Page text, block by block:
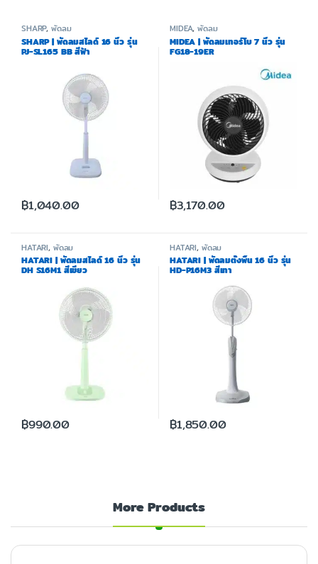
More Products
SHARP,พัดลม
SHARP | พัดลมสไลด์ 16 นิ้ว รุ่น
PJ-SL165 BB สีฟ้า
฿1,040.00
MIDEA,พัดลม
MIDEA | พัดลมเทอร์โบ 7 นิ้ว รุ่น
FG18-19ER
฿3,170.00
HATARI, พัดลม
HATARI | พัดลมสไลด์ 16 นิ้ว รุ่น
DH S16M1 สีเขียว
฿990.00
HATARI, พัดลม
HATARI | พัดลมตั้งพื้น 16 นิ้ว รุ่น
HD-P16M3 สีเทา
฿1,850.00